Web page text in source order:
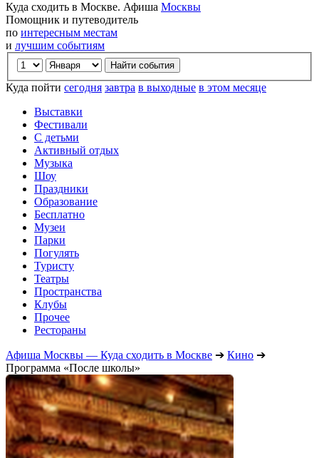
Куда сходить в Москве. Афиша Москвы
Помощник и путеводитель
по интересным местам
и лучшим событиям
Куда пойти сегодня завтра в выходные в этом месяце
Выставки
Фестивали
С детьми
Активный отдых
Музыка
Шоу
Праздники
Образование
Бесплатно
Музеи
Парки
Погулять
Туристу
Театры
Пространства
Клубы
Прочее
Рестораны
Афиша Москвы — Куда сходить в Москве ➔ Кино ➔
Программа «После школы»